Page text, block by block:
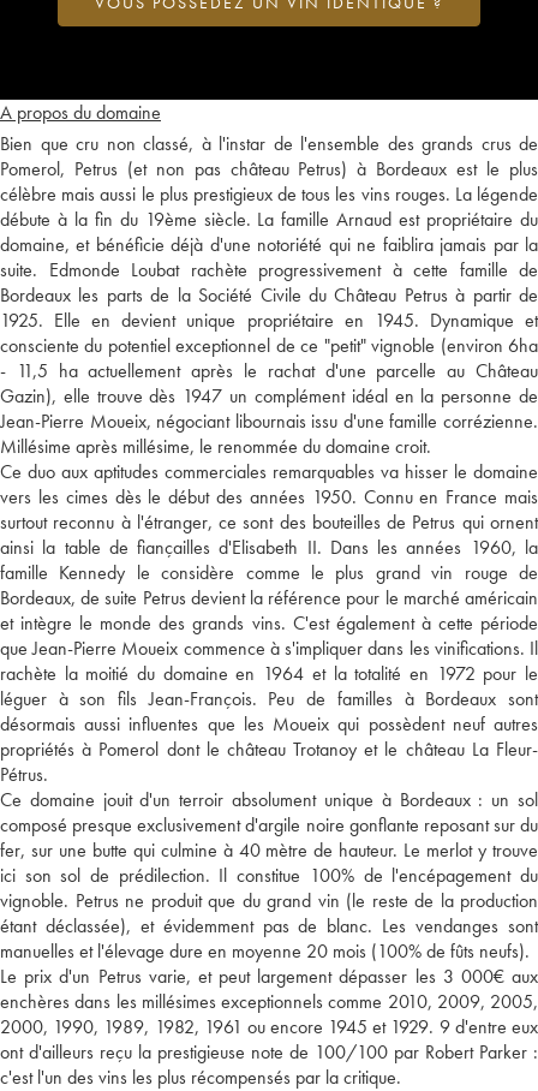
A propos du domaine
Bien que cru non classé, à l'instar de l'ensemble des grands crus de
Pomerol, Petrus (et non pas château Petrus) à Bordeaux est le plus
célèbre mais aussi le plus prestigieux de tous les vins rouges. La légende
débute à la fin du 19ème siècle. La famille Arnaud est propriétaire du
domaine, et bénéficie déjà d'une notoriété qui ne faiblira jamais par la
suite. Edmonde Loubat rachète progressivement à cette famille de
Bordeaux les parts de la Société Civile du Château Petrus à partir de
1925. Elle en devient unique propriétaire en 1945. Dynamique et
consciente du potentiel exceptionnel de ce "petit" vignoble (environ 6ha
- 11,5 ha actuellement après le rachat d'une parcelle au Château
Gazin), elle trouve dès 1947 un complément idéal en la personne de
Jean-Pierre Moueix, négociant libournais issu d'une famille corrézienne.
Millésime après millésime, le renommée du domaine croit.
Ce duo aux aptitudes commerciales remarquables va hisser le domaine
vers les cimes dès le début des années 1950. Connu en France mais
surtout reconnu à l'étranger, ce sont des bouteilles de Petrus qui ornent
ainsi la table de fiançailles d'Elisabeth II. Dans les années 1960, la
famille Kennedy le considère comme le plus grand vin rouge de
Bordeaux, de suite Petrus devient la référence pour le marché américain
et intègre le monde des grands vins. C'est également à cette période
que Jean-Pierre Moueix commence à s'impliquer dans les vinifications. Il
rachète la moitié du domaine en 1964 et la totalité en 1972 pour le
léguer à son fils Jean-François. Peu de familles à Bordeaux sont
désormais aussi influentes que les Moueix qui possèdent neuf autres
propriétés à Pomerol dont le château Trotanoy et le château La Fleur-
Pétrus.
Ce domaine jouit d'un terroir absolument unique à Bordeaux : un sol
composé presque exclusivement d'argile noire gonflante reposant sur du
fer, sur une butte qui culmine à 40 mètre de hauteur. Le merlot y trouve
ici son sol de prédilection. Il constitue 100% de l'encépagement du
vignoble. Petrus ne produit que du grand vin (le reste de la production
étant déclassée), et évidemment pas de blanc. Les vendanges sont
manuelles et l'élevage dure en moyenne 20 mois (100% de fûts neufs).
Le prix d'un Petrus varie, et peut largement dépasser les 3 000€ aux
enchères dans les millésimes exceptionnels comme 2010, 2009, 2005,
2000, 1990, 1989, 1982, 1961 ou encore 1945 et 1929. 9 d'entre eux
ont d'ailleurs reçu la prestigieuse note de 100/100 par Robert Parker :
c'est l'un des vins les plus récompensés par la critique.